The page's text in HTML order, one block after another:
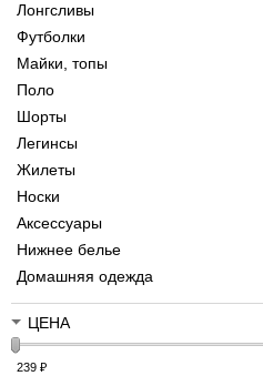
Лонгсливы
Футболки
Майки, топы
Поло
Шорты
Легинсы
Жилеты
Носки
Аксессуары
Нижнее белье
Домашняя одежда
ЦЕНА
239 ₽